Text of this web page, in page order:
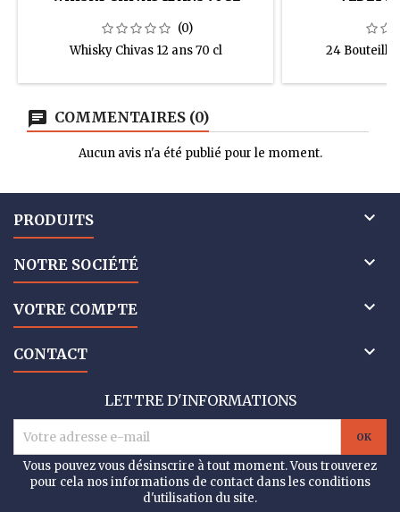
(0)
Whisky Chivas 12 ans 70 cl
24
COMMENTAIRES (0)
Aucun avis n'a été publié pour le moment.
PRODUITS 
NOTRE SOCIÉTÉ 
VOTRE COMPTE 
CONTACT 
LETTRE D'INFORMATIONS
Vous pouvez vous désinscrire à tout moment. Vous trouverez
pour cela nos informations de contact dans les conditions
d'utilisation du site.